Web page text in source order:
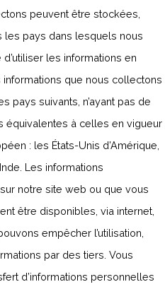
peuvent être stockées,
les pays dans lesquels nous
les informations en
que nous collectons
pays suivants, n’ayant pas de
équivalentes à celles en vigueur
: les États-Unis d’Amérique,
Les informations
notre site web ou que vous
être disponibles, via internet,
empêcher l’utilisation,
par des tiers. Vous
d’informations personnelles